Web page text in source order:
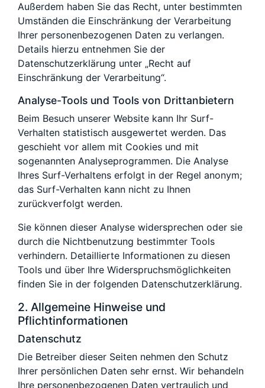
Außerdem haben Sie das Recht, unter bestimmten
Umständen die Einschränkung der Verarbeitung
Ihrer personenbezogenen Daten zu verlangen.
Details hierzu entnehmen Sie der
Datenschutzerklärung unter „Recht auf
Einschränkung der Verarbeitung“.
Analyse-Tools und Tools von Drittanbietern
Beim Besuch unserer Website kann Ihr Surf-
Verhalten statistisch ausgewertet werden. Das
geschieht vor allem mit Cookies und mit
sogenannten Analyseprogrammen. Die Analyse
Ihres Surf-Verhaltens erfolgt in der Regel anonym;
das Surf-Verhalten kann nicht zu Ihnen
zurückverfolgt werden.
Sie können dieser Analyse widersprechen oder sie
durch die Nichtbenutzung bestimmter Tools
verhindern. Detaillierte Informationen zu diesen
Tools und über Ihre Widerspruchsmöglichkeiten
finden Sie in der folgenden Datenschutzerklärung.
2. Allgemeine Hinweise und
Pflichtinformationen
Datenschutz
Die Betreiber dieser Seiten nehmen den Schutz
Ihrer persönlichen Daten sehr ernst. Wir behandeln
Ihre personenbezogenen Daten vertraulich und